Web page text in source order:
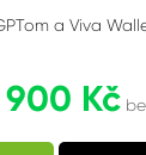
a Viva
Kč